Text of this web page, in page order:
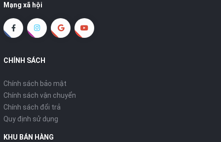
Mạng xã hội
CHÍNH SÁCH
Chính sách bảo mật
Chính sách vận chuyển
Chính sách đổi trả
Quy định sử dụng
KHU BÁN HÀNG